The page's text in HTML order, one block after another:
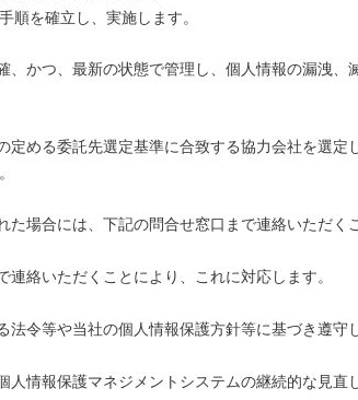
順を確立し、実施します。
かつ、最新の状態で管理し、個人情報の漏洩、
める委託先選定基準に合致する協力会社を選定
場合には、下記の問合せ窓口まで連絡いただく
絡いただくことにより、これに対応します。
令等や当社の個人情報保護方針等に基づき遵守
情報保護マネジメントシステムの継続的な見直